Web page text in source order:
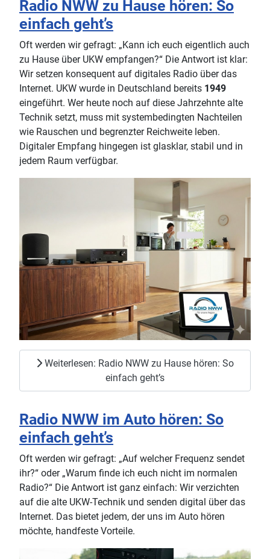
Radio NWW zu Hause hören: So
einfach geht’s
Oft werden wir gefragt: „Kann ich euch eigentlich auch
zu Hause über UKW empfangen?“ Die Antwort ist klar:
Wir setzen konsequent auf digitales Radio über das
Internet. UKW wurde in Deutschland bereits 1949
eingeführt. Wer heute noch auf diese Jahrzehnte alte
Technik setzt, muss mit systembedingten Nachteilen
wie Rauschen und begrenzter Reichweite leben.
Digitaler Empfang hingegen ist glasklar, stabil und in
jedem Raum verfügbar.
Weiterlesen: Radio NWW zu Hause hören: So
einfach geht’s
Radio NWW im Auto hören: So
einfach geht’s
Oft werden wir gefragt: „Auf welcher Frequenz sendet
ihr?“ oder „Warum finde ich euch nicht im normalen
Radio?“ Die Antwort ist ganz einfach: Wir verzichten
auf die alte UKW-Technik und senden digital über das
Internet. Das bietet jedem, der uns im Auto hören
möchte, handfeste Vorteile.